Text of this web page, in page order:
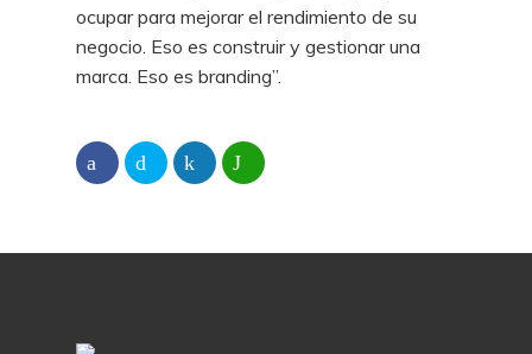
ocupar para mejorar el rendimiento de su
negocio. Eso es construir y gestionar una
marca. Eso es branding”.